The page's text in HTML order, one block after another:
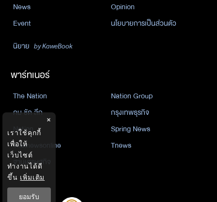
News
Opinion
Event
นโยบายการเป็นส่วนตัว
นิยาย by KaweBook
พาร์ทเนอร์
The Nation
Nation Group
คม ชัด ลึก
กรุงเทพธุรกิจ
Nation
Spring News
Thainewsonline
Tnews
ฐานเศรษฐกิจ
×
เราใช้คุกกี้
เพื่อให้
เว็บไซต์
ทำงานได้ดี
ขึ้น เพิ่มเติม
ยอมรับ